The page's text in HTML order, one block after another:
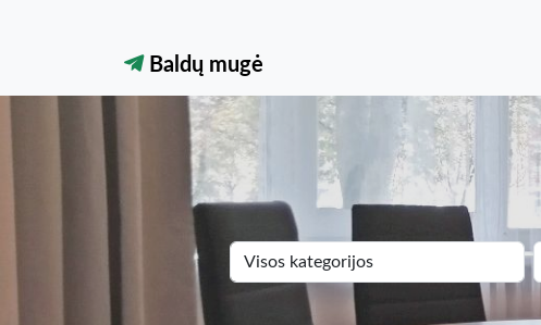
Baldų mugė